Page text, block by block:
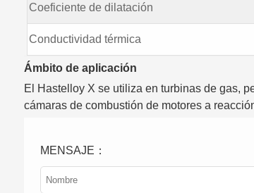
Coeficiente de dilatación
Conductividad térmica
Ámbito de aplicación
El Hastelloy X se utiliza en turbinas de gas,
cámaras de combustión de motores a
MENSAJE：